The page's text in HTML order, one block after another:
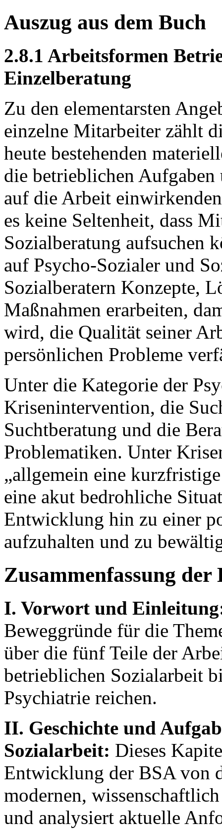
Auszug aus dem Buch
2.8.1 Arbeitsformen
Einzelberatung
Zu den elementarsten
einzelne Mitarbeiter zählt
heute bestehenden
die betrieblichen Aufgaben
auf die Arbeit
es keine Seltenheit, dass
Sozialberatung aufsuchen
auf Psycho-Sozialer und
Sozialberatern Konzepte,
Maßnahmen erarbeiten,
wird, die Qualität seiner
persönlichen Probleme
Unter die Kategorie der
Krisenintervention, die
Suchtberatung und die
Problematiken. Unter
„allgemein eine
eine akut bedrohliche
Entwicklung hin zu einer
aufzuhalten und zu
Zusammenfassung der
I. Vorwort und
Beweggründe für die
über die fünf Teile der
betrieblichen Sozialarbeit
Psychiatrie reichen.
II. Geschichte und
Sozialarbeit: Dieses
Entwicklung der BSA von
modernen,
und analysiert aktuelle